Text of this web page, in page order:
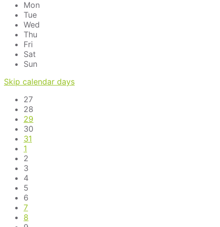
Mon
Tue
Wed
Thu
Fri
Sat
Sun
Skip calendar days
27
28
29
30
31
1
2
3
4
5
6
7
8